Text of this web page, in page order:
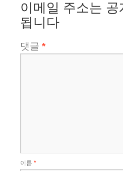
이메일 주소는
됩니다
댓글 *
이름 *